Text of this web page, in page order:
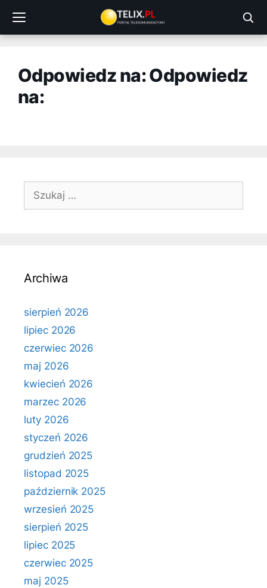
treści
Odpowiedz na: Odpowiedz
na:
Szukaj:
Archiwa
sierpień 2026
lipiec 2026
czerwiec 2026
maj 2026
kwiecień 2026
marzec 2026
luty 2026
styczeń 2026
grudzień 2025
listopad 2025
październik 2025
wrzesień 2025
sierpień 2025
lipiec 2025
czerwiec 2025
maj 2025